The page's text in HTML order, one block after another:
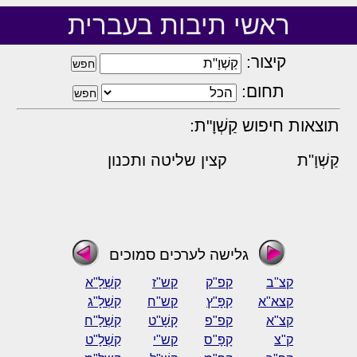
ראשי תיבות בעברית
קיצור:
תחום:
תוצאות חיפוש קַשְׁוָ"ת:
קַשְׁוָ"ת קצין שליטה ותכנון
גלישה לערכים סמוכים
קצ"ב קפ"ק קש"ז
קַשְׁלָ"א
קצא"א
קַפָּ"ץ קש"ח
קַשְׁלָ"ג
קצ"א
קפ"פ קָשָׁ"ט
קַשְׁלָ"ח
ק"צ
קָפָּ"ס קש"י
קַשְׁלָ"ט